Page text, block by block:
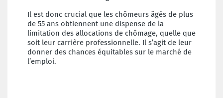
Il est donc crucial que les chômeurs âgés de plus
de 55 ans obtiennent une dispense de la
limitation des allocations de chômage, quelle que
soit leur carrière professionnelle. Il s’agit de leur
donner des chances équitables sur le marché de
l’emploi.